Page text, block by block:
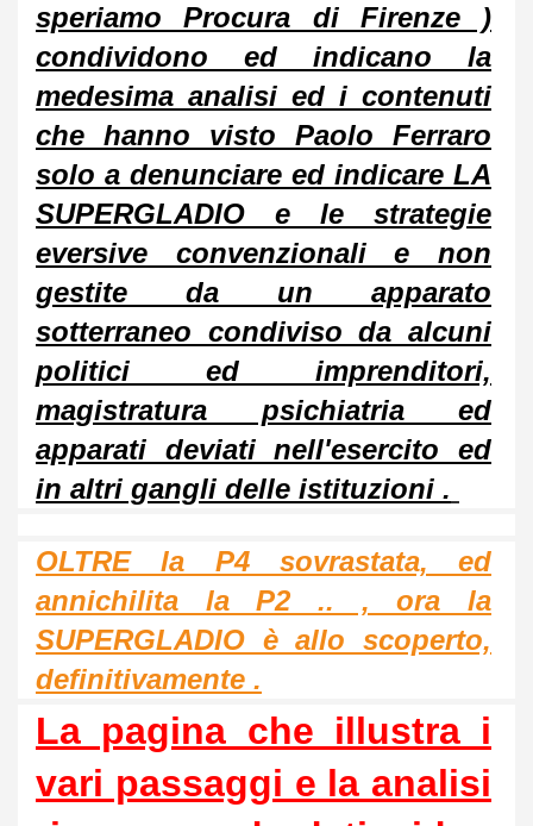
speriamo Procura di Firenze )
condividono ed indicano la
medesima analisi ed i contenuti
che hanno visto Paolo Ferraro
solo a denunciare ed indicare LA
SUPERGLADIO e le strategie
eversive convenzionali e non
gestite da un apparato
sotterraneo condiviso da alcuni
politici ed imprenditori,
magistratura psichiatria ed
apparati deviati nell'esercito ed
in altri gangli delle istituzioni .
OLTRE la P4 sovrastata, ed
annichilita la P2 .. , ora la
SUPERGLADIO è allo scoperto,
definitivamente .
La pagina che illustra i
vari passaggi e la analisi